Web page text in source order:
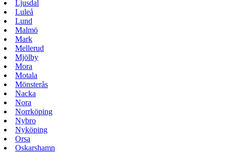
Ljusdal
Luleå
Lund
Malmö
Mark
Mellerud
Mjölby
Mora
Motala
Mönsterås
Nacka
Nora
Norrköping
Nybro
Nyköping
Orsa
Oskarshamn